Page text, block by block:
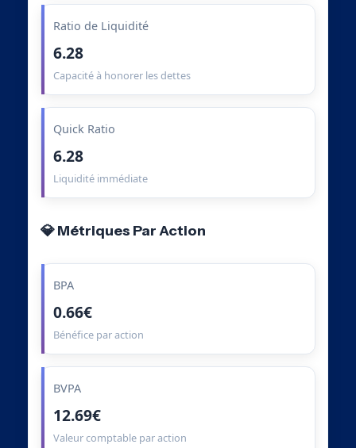
Ratio de Liquidité
6.28
Capacité à honorer les dettes
Quick Ratio
6.28
Liquidité immédiate
💎 Métriques Par Action
BPA
0.66€
Bénéfice par action
BVPA
12.69€
Valeur comptable par action